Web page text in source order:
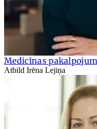
Medicīnas
Atbild Irēna Lejiņa